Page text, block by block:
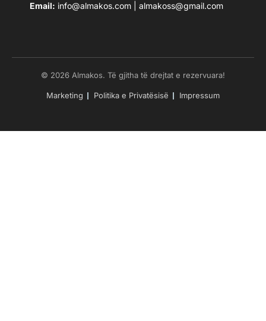
Email: info@almakos.com almakoss@gmail.com
© 2026 Almakos. Të gjitha të drejtat e rezervuara!
Marketing Politika e Privatësisë Impressum